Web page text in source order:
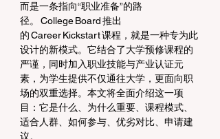
而是一条指向“职业准备”的路
径。 College Board 推出
的 Career Kickstart 课程，就是一种专为此
设计的新模式。它结合了大学预修课程的
严谨，同时加入职业技能与产业认证元
素，为学生提供不仅通往大学，更面向职
场的双重选择。本文将全面介绍这一项
目：它是什么、为什么重要、课程模式、
适合人群、如何参与、优劣对比、申请建
议。